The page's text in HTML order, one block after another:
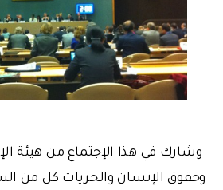
وشارك في هذا الإجتماع من هيئة
وحقوق الإنسان والحريات كل من